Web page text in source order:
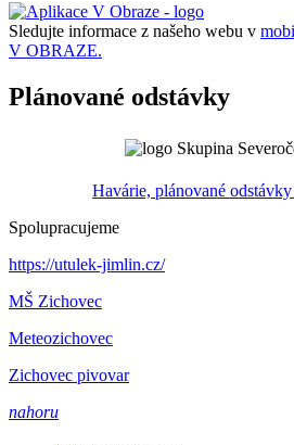
Sledujte informace z našeho webu v
V OBRAZE.
Plánované odstávky
Havárie, plánované
Spolupracujeme
https://utulek-jimlin.cz/
MŠ Zichovec
Meteozichovec
Zichovec pivovar
nahoru